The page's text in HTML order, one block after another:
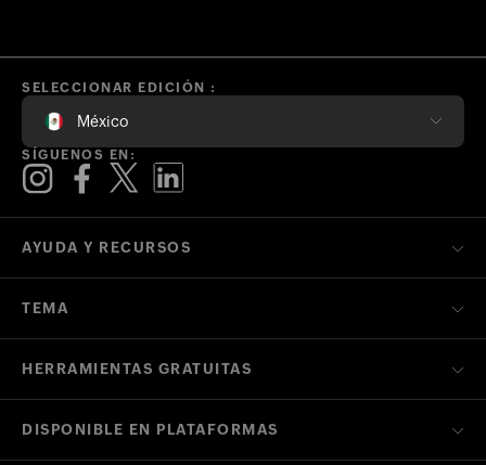
AYUDA Y RECURSOS
TEMA
HERRAMIENTAS GRATUITAS
DISPONIBLE EN PLATAFORMAS
SELECCIONAR EDICIÓN :
México
SÍGUENOS EN: